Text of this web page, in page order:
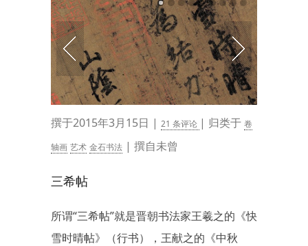
撰于2015年3月15日 | 21 条评论 | 归类于 卷
轴画 艺术 金石书法 | 撰自未曾
三希帖
所谓“三希帖”就是晋朝书法家王羲之的《快
雪时晴帖》（行书），王献之的《中秋